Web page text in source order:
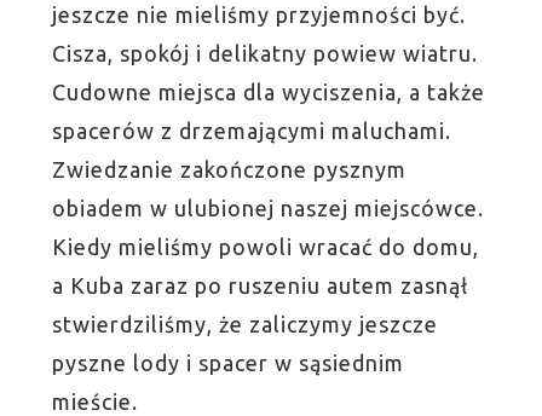
jeszcze nie mieliśmy przyjemności być.
Cisza, spokój i delikatny powiew wiatru.
Cudowne miejsca dla wyciszenia, a także
spacerów z drzemającymi maluchami.
Zwiedzanie zakończone pysznym
obiadem w ulubionej naszej miejscówce.
Kiedy mieliśmy powoli wracać do domu,
a Kuba zaraz po ruszeniu autem zasnął
stwierdziliśmy, że zaliczymy jeszcze
pyszne lody i spacer w sąsiednim
mieście.